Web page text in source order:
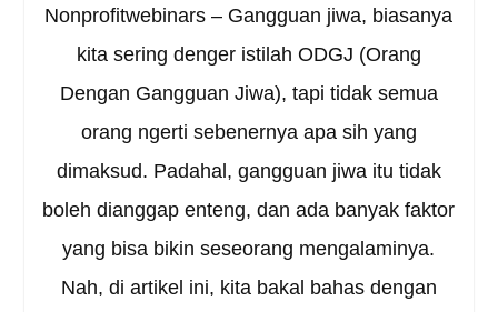
Nonprofitwebinars – Gangguan jiwa, biasanya
kita sering denger istilah ODGJ (Orang
Dengan Gangguan Jiwa), tapi tidak semua
orang ngerti sebenernya apa sih yang
dimaksud. Padahal, gangguan jiwa itu tidak
boleh dianggap enteng, dan ada banyak faktor
yang bisa bikin seseorang mengalaminya.
Nah, di artikel ini, kita bakal bahas dengan